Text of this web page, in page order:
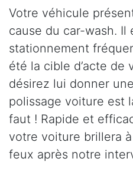
Votre véhicule
cause du car-wash. Il
stationnement
été la cible d’acte de
désirez lui donner
polissage voiture est
faut ! Rapide et
votre voiture brillera
feux après notre